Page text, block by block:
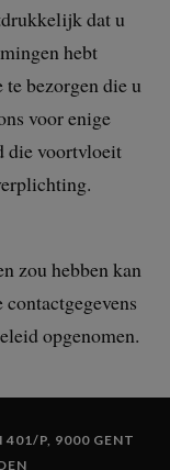
dat u
hebt
bezorgen die u
voor enige
die voortvloeit
zou hebben kan
opgenomen.
P, 9000 GENT